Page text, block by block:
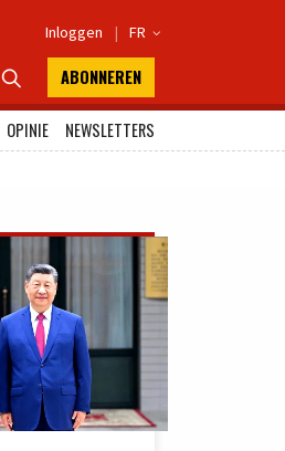
Inloggen | FR 
 ABONNEREN
OPINIE
NEWSLETTERS